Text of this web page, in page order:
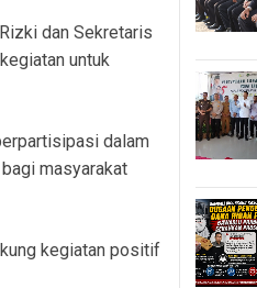
dan Sekretaris
untuk
dalam
masyarakat
kegiatan positif